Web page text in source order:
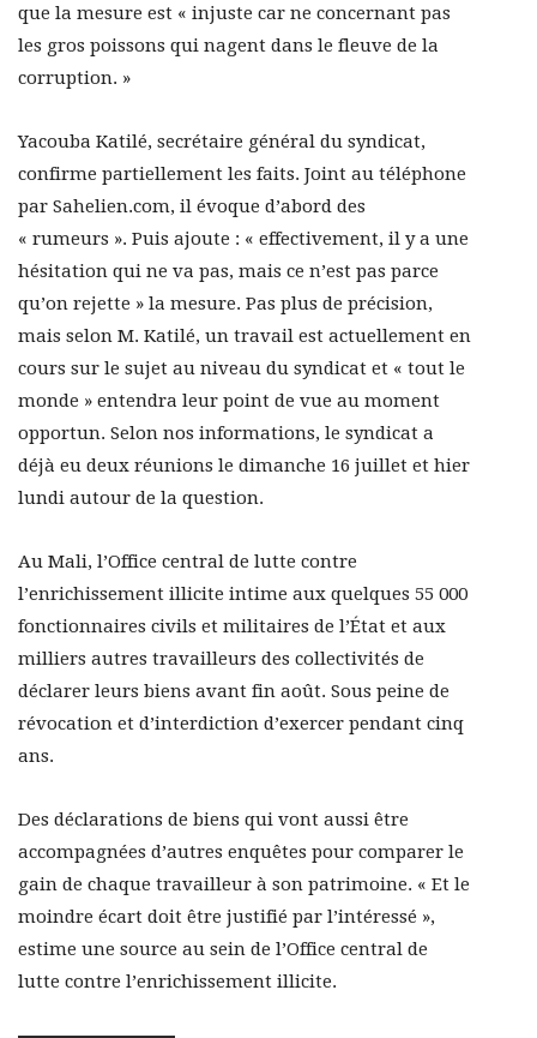
que la mesure est « injuste car ne concernant pas
les gros poissons qui nagent dans le fleuve de la
corruption. »
Yacouba Katilé, secrétaire général du syndicat,
confirme partiellement les faits. Joint au téléphone
par Sahelien.com, il évoque d’abord des
« rumeurs ». Puis ajoute : « effectivement, il y a une
hésitation qui ne va pas, mais ce n’est pas parce
qu’on rejette » la mesure. Pas plus de précision,
mais selon M. Katilé, un travail est actuellement en
cours sur le sujet au niveau du syndicat et « tout le
monde » entendra leur point de vue au moment
opportun. Selon nos informations, le syndicat a
déjà eu deux réunions le dimanche 16 juillet et hier
lundi autour de la question.
Au Mali, l’Office central de lutte contre
l’enrichissement illicite intime aux quelques 55 000
fonctionnaires civils et militaires de l’État et aux
milliers autres travailleurs des collectivités de
déclarer leurs biens avant fin août. Sous peine de
révocation et d’interdiction d’exercer pendant cinq
ans.
Des déclarations de biens qui vont aussi être
accompagnées d’autres enquêtes pour comparer le
gain de chaque travailleur à son patrimoine. « Et le
moindre écart doit être justifié par l’intéressé »,
estime une source au sein de l’Office central de
lutte contre l’enrichissement illicite.